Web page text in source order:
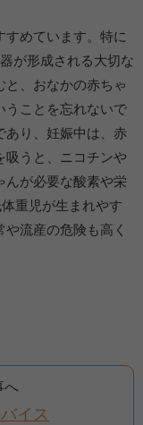
めています。特に
が形成される大切な
と、おなかの赤ちゃ
うことを忘れないで
あり、妊娠中は、赤
吸うと、ニコチンや
んが必要な酸素や栄
重児が生まれやす
流産の危険も高く
へ
イス